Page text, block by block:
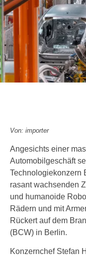
Von: importer
Angesichts einer
Automobilgeschäft
Technologiekonzern
rasant wachsenden
und humanoide
Rädern und mit
Rückert auf dem
(BCW) in Berlin.
Konzernchef Stefan